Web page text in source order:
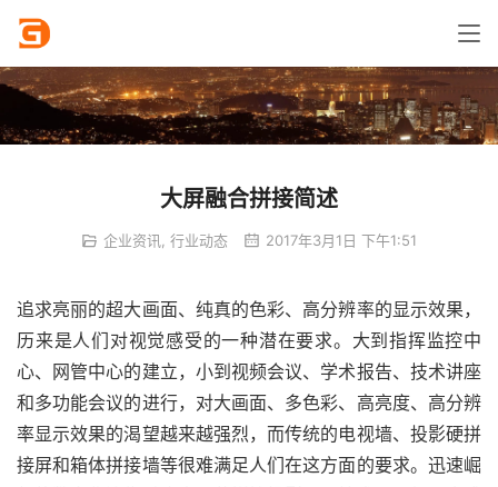
大屏融合拼接简述
企业资讯 行业动态 2017年3月1日 下午1:51
追求亮丽的超大画面、纯真的色彩、高分辨率的显示效果，
历来是人们对视觉感受的一种潜在要求。大到指挥监控中
心、网管中心的建立，小到视频会议、学术报告、技术讲座
和多功能会议的进行，对大画面、多色彩、高亮度、高分辨
率显示效果的渴望越来越强烈，而传统的电视墙、投影硬拼
接屏和箱体拼接墙等很难满足人们在这方面的要求。迅速崛